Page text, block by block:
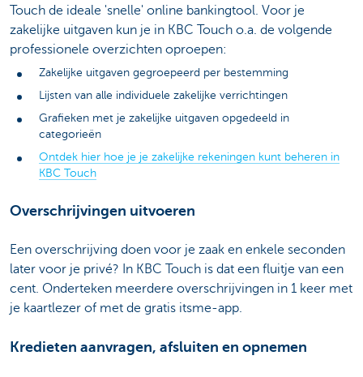
Touch de ideale 'snelle' online bankingtool. Voor je
zakelijke uitgaven kun je in KBC Touch o.a. de volgende
professionele overzichten oproepen:
Zakelijke uitgaven gegroepeerd per bestemming
Lijsten van alle individuele zakelijke verrichtingen
Grafieken met je zakelijke uitgaven opgedeeld in
categorieën
Ontdek hier hoe je je zakelijke rekeningen kunt beheren in
KBC Touch
Overschrijvingen uitvoeren
Een overschrijving doen voor je zaak en enkele seconden
later voor je privé? In KBC Touch is dat een fluitje van een
cent. Onderteken meerdere overschrijvingen in 1 keer met
je kaartlezer of met de gratis itsme-app.
Kredieten aanvragen, afsluiten en opnemen